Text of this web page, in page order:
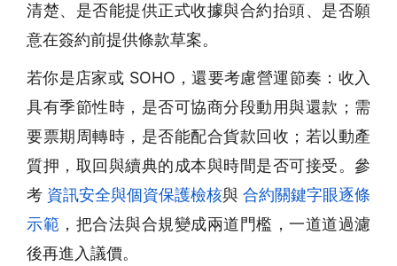
清楚、是否能提供正式收據與合約抬頭、是否願
意在簽約前提供條款草案。
若你是店家或 SOHO，還要考慮營運節奏：收入
具有季節性時，是否可協商分段動用與還款；需
要票期周轉時，是否能配合貨款回收；若以動產
質押，取回與續典的成本與時間是否可接受。參
考 資訊安全與個資保護檢核與 合約關鍵字眼逐條
示範 ，把合法與合規變成兩道門檻，一道道過濾
後再進入議價。